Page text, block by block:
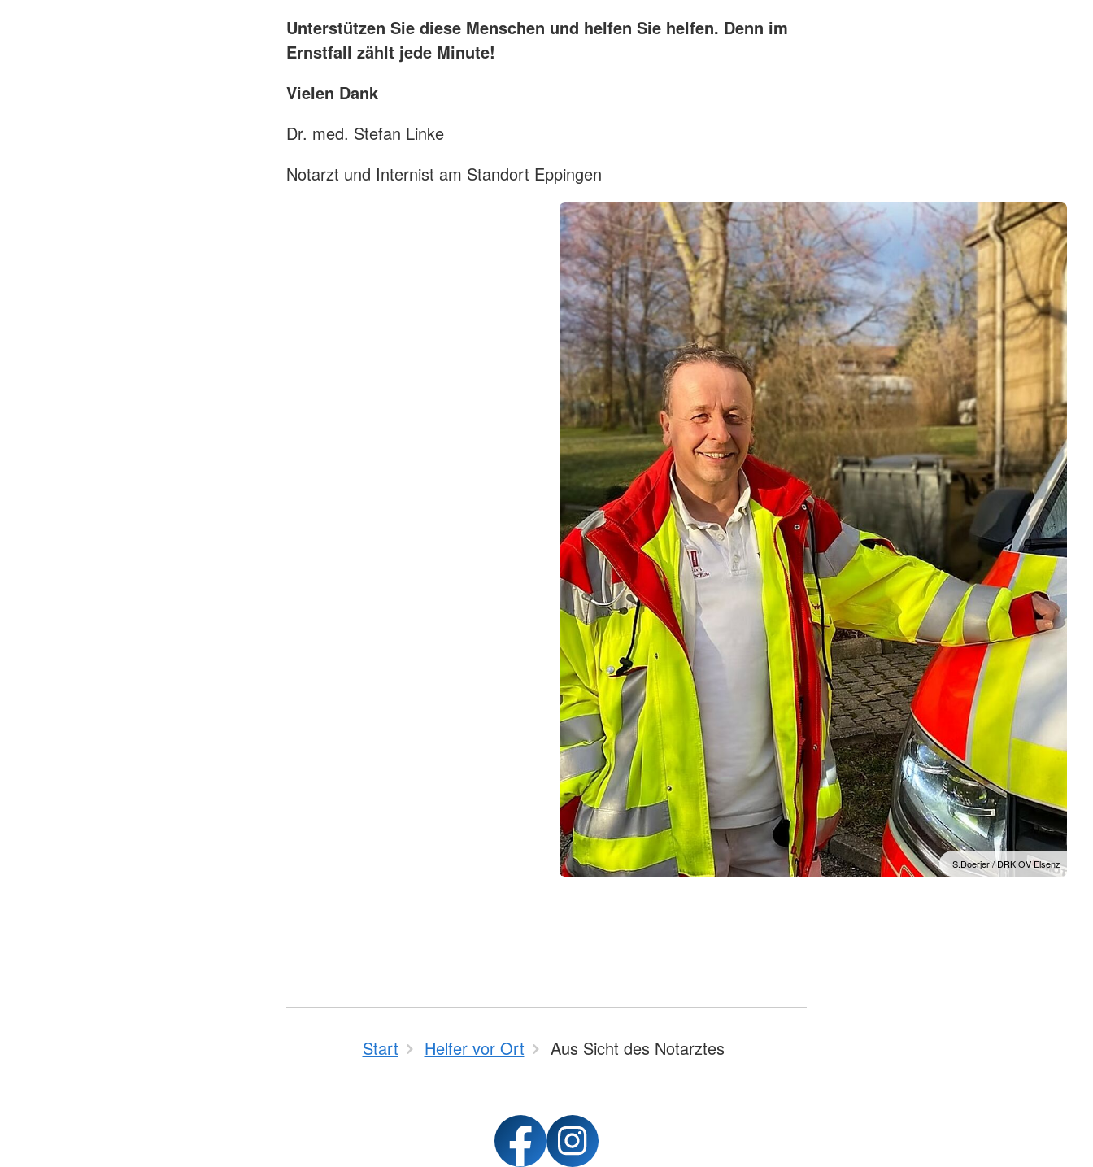
​Unterstützen Sie diese Menschen und helfen Sie helfen. Denn im
Ernstfall zählt jede Minute!
Vielen Dank
Dr. med. Stefan Linke
Notarzt und Internist am Standort Eppingen
S.Doerjer / DRK OV Elsenz
Start Helfer vor Ort Aus Sicht des Notarztes